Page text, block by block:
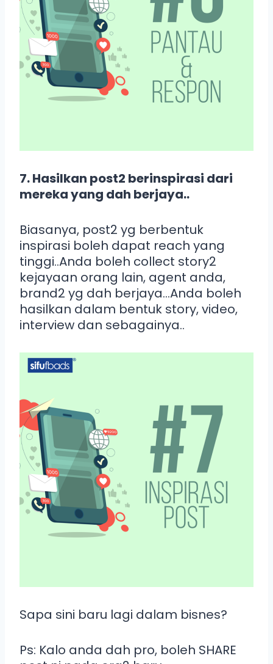
7. Hasilkan post2 berinspirasi dari
mereka yang dah berjaya..
Biasanya, post2 yg berbentuk
inspirasi boleh dapat reach yang
tinggi..Anda boleh collect story2
kejayaan orang lain, agent anda,
brand2 yg dah berjaya…Anda boleh
hasilkan dalam bentuk story, video,
interview dan sebagainya..
Sapa sini baru lagi dalam bisnes?
Ps: Kalo anda dah pro, boleh SHARE